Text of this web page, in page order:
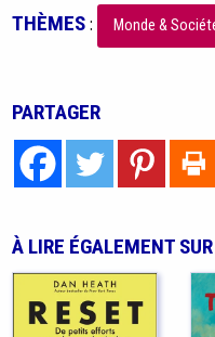
THÈMES: Monde &
PARTAGER
À LIRE ÉGALEMENT